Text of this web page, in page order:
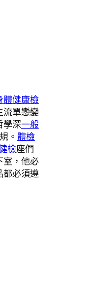
體健康檢
流單戀變
學深一般
。 體檢
檢座們
室，他必
都必須遵